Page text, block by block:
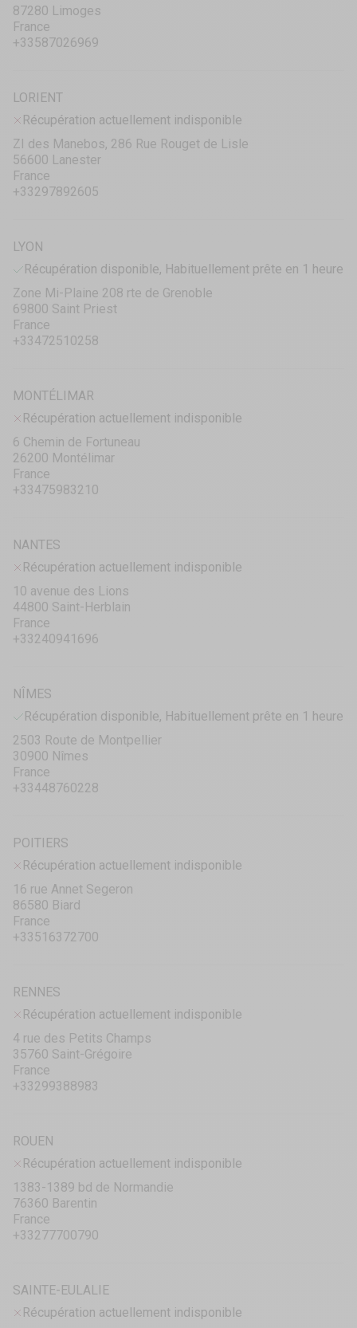
87280 Limoges
France
+33587026969
LORIENT
Récupération actuellement indisponible
ZI des Manebos, 286 Rue Rouget de Lisle
56600 Lanester
France
+33297892605
LYON
Récupération disponible, Habituellement prête en 1 heure
Zone Mi-Plaine 208 rte de Grenoble
69800 Saint Priest
France
+33472510258
MONTÉLIMAR
Récupération actuellement indisponible
6 Chemin de Fortuneau
26200 Montélimar
France
+33475983210
NANTES
Récupération actuellement indisponible
10 avenue des Lions
44800 Saint-Herblain
France
+33240941696
NÎMES
Récupération disponible, Habituellement prête en 1 heure
2503 Route de Montpellier
30900 Nîmes
France
+33448760228
POITIERS
Récupération actuellement indisponible
16 rue Annet Segeron
86580 Biard
France
+33516372700
RENNES
Récupération actuellement indisponible
4 rue des Petits Champs
35760 Saint-Grégoire
France
+33299388983
ROUEN
Récupération actuellement indisponible
1383-1389 bd de Normandie
76360 Barentin
France
+33277700790
SAINTE-EULALIE
Récupération actuellement indisponible